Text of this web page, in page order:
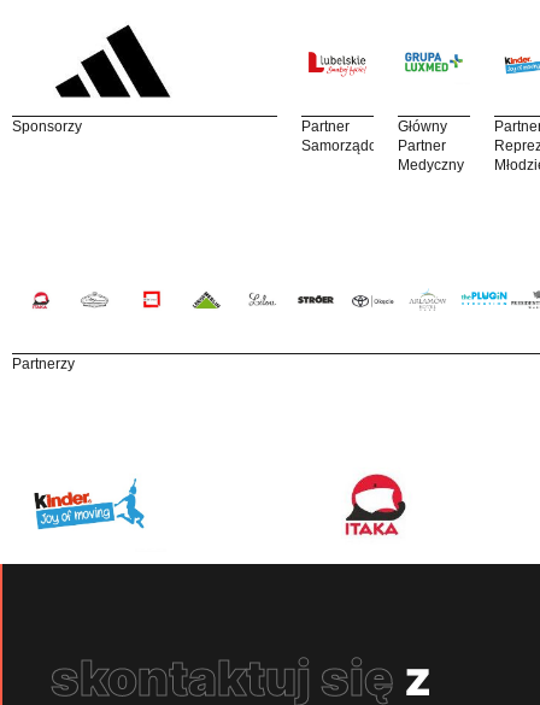
Sponsorzy
Partner
Samorządowy
Główny
Partner
Medyczny
Partnerzy
skontaktuj się z